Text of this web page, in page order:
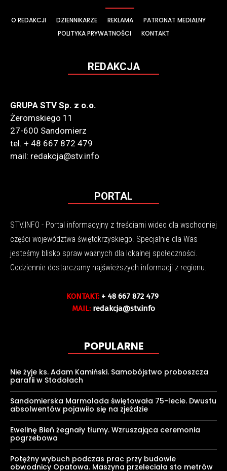
O REDAKCJI DZIENNIKARZE REKLAMA
PATRONAT MEDIALNY
POLITYKA PRYWATNOŚCI
KONTAKT
REDAKCJA
GRUPA STV Sp. z o.o.
Żeromskiego 11
27-600 Sandomierz
tel. + 48 667 872 479
mail: redakcja@stv.info
PORTAL
STV.INFO - Portal informacyjny z treściami wideo dla wschodniej
części województwa świętokrzyskiego. Specjalnie dla Was
jesteśmy blisko spraw ważnych dla lokalnej społeczności.
Codziennie dostarczamy najświeższych informacji z regionu.
KONTAKT: + 48 667 872 479
MAIL: redakcja@stv.info
POPULARNE
Nie żyje ks. Adam Kamiński. Samobójstwo proboszcza
parafii w Stodołach
Sandomierska Marmolada świętowała 75-lecie. Dwustu
absolwentów pojawiło się na zjeździe
Ewelinę Bień żegnały tłumy. Wzruszająca ceremonia
pogrzebowa
Potężny wybuch podczas prac przy budowie
obwodnicy Opatowa. Maszyna przeleciała sto metrów